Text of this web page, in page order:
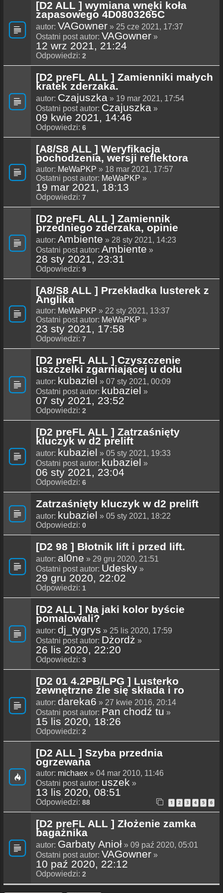
[D2 ALL ] wymiana wnęki koła
zapasowego 4D0803265C
autor: VAGowner » 25 cze 2021, 17:37
Ostatni post autor: VAGowner »
12 wrz 2021, 21:24
Odpowiedzi: 2
[D2 preFL ALL ] Zamienniki małych
kratek zderzaka.
autor: Czajuszka » 19 mar 2021, 17:54
Ostatni post autor: Czajuszka »
09 kwie 2021, 14:46
Odpowiedzi: 6
[A8/S8 ALL ] Weryfikacja
pochodzenia, wersji reflektora
autor: MeWaPKP » 18 mar 2021, 17:57
Ostatni post autor: MeWaPKP »
19 mar 2021, 18:13
Odpowiedzi: 7
[D2 preFL ALL ] Zamiennik
przedniego zderzaka, opinie
autor: Ambiente » 28 sty 2021, 14:23
Ostatni post autor: Ambiente »
28 sty 2021, 23:31
Odpowiedzi: 9
[A8/S8 ALL ] Przekładka lusterek z
Anglika
autor: MeWaPKP » 22 sty 2021, 13:37
Ostatni post autor: MeWaPKP »
23 sty 2021, 17:58
Odpowiedzi: 7
[D2 preFL ALL ] Czyszczenie
uszczelki zgarniającej u dołu
autor: kubaziel » 07 sty 2021, 00:09
Ostatni post autor: kubaziel »
07 sty 2021, 23:52
Odpowiedzi: 2
[D2 preFL ALL ] Zatrzaśnięty
kluczyk w d2 prelift
autor: kubaziel » 05 sty 2021, 19:33
Ostatni post autor: kubaziel »
06 sty 2021, 23:04
Odpowiedzi: 6
Zatrzaśnięty kluczyk w d2 prelift
autor: kubaziel » 05 sty 2021, 18:22
Odpowiedzi: 0
[D2 98 ] Błotnik lift i przed lift.
autor: al0ne » 29 gru 2020, 21:51
Ostatni post autor: Udesky »
29 gru 2020, 22:02
Odpowiedzi: 1
[D2 ALL ] Na jaki kolor byście
pomalowali?
autor: dj_tygrys » 25 lis 2020, 17:59
Ostatni post autor: Dżordż »
26 lis 2020, 22:20
Odpowiedzi: 3
[D2 01 4.2PB/LPG ] Lusterko
zewnętrzne źle się składa i ro
autor: dareka6 » 27 kwie 2016, 20:14
Ostatni post autor: Pan chodź tu »
15 lis 2020, 18:26
Odpowiedzi: 2
[D2 ALL ] Szyba przednia
ogrzewana
autor: michaex » 04 mar 2010, 11:46
Ostatni post autor: uszek »
13 lis 2020, 08:51
Odpowiedzi: 88 1 2 3 4 5 6
[D2 preFL ALL ] Złożenie zamka
bagażnika
autor: Garbaty Anioł » 09 paź 2020, 05:01
Ostatni post autor: VAGowner »
10 paź 2020, 22:12
Odpowiedzi: 2